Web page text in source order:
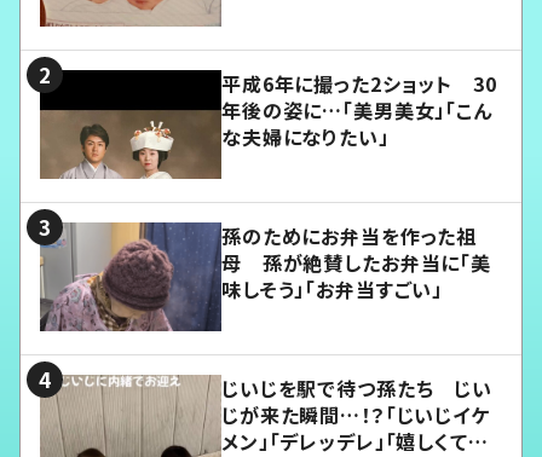
平成6年に撮った2ショット 30
年後の姿に…「美男美女」「こん
な夫婦になりたい」
孫のためにお弁当を作った祖
母 孫が絶賛したお弁当に「美
味しそう」「お弁当すごい」
じいじを駅で待つ孫たち じい
じが来た瞬間…！？「じいじイケ
メン」「デレッデレ」「嬉しくて可